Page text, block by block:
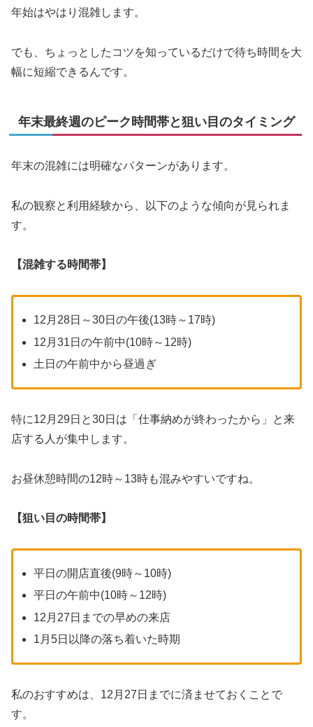
年始はやはり混雑します。
でも、ちょっとしたコツを知っているだけで待ち時間を大
幅に短縮できるんです。
年末最終週のピーク時間帯と狙い目のタイミング
年末の混雑には明確なパターンがあります。
私の観察と利用経験から、以下のような傾向が見られま
す。
【混雑する時間帯】
12月28日～30日の午後(13時～17時)
12月31日の午前中(10時～12時)
土日の午前中から昼過ぎ
特に12月29日と30日は「仕事納めが終わったから」と来
店する人が集中します。
お昼休憩時間の12時～13時も混みやすいですね。
【狙い目の時間帯】
平日の開店直後(9時～10時)
平日の午前中(10時～12時)
12月27日までの早めの来店
1月5日以降の落ち着いた時期
私のおすすめは、12月27日までに済ませておくことで
す。